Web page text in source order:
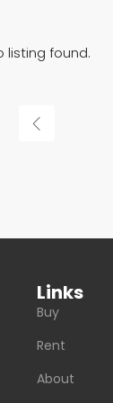
listing found.
Links
Buy
Rent
About